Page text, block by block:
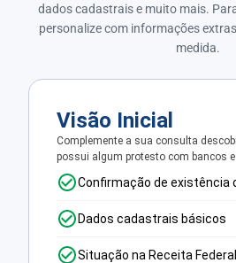
dados cadastrais e muito mais.
personalize com informações
medida.
Visão Inicial
Complemente a sua consulta
possui algum protesto com bancos
Confirmação de existência
Dados cadastrais básicos
Situação na Receita Federal